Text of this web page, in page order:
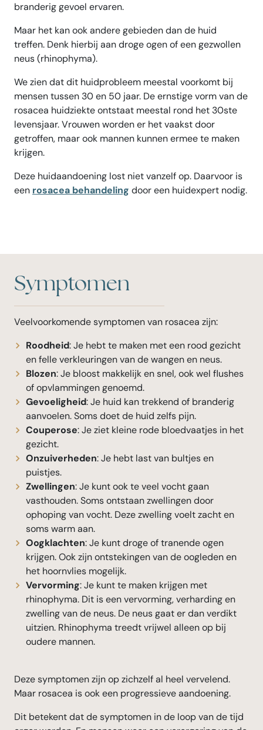
branderig gevoel ervaren.
Maar het kan ook andere gebieden dan de huid
treffen. Denk hierbij aan droge ogen of een gezwollen
neus (rhinophyma).
We zien dat dit huidprobleem meestal voorkomt bij
mensen tussen 30 en 50 jaar. De ernstige vorm van de
rosacea huidziekte ontstaat meestal rond het 30ste
levensjaar. Vrouwen worden er het vaakst door
getroffen, maar ook mannen kunnen ermee te maken
krijgen.
Deze huidaandoening lost niet vanzelf op. Daarvoor is
een rosacea behandeling door een huidexpert nodig.
Symptomen
Veelvoorkomende symptomen van rosacea zijn:
Roodheid: Je hebt te maken met een rood gezicht
en felle verkleuringen van de wangen en neus.
Blozen: Je bloost makkelijk en snel, ook wel flushes
of opvlammingen genoemd.
Gevoeligheid: Je huid kan trekkend of branderig
aanvoelen. Soms doet de huid zelfs pijn.
Couperose: Je ziet kleine rode bloedvaatjes in het
gezicht.
Onzuiverheden: Je hebt last van bultjes en
puistjes.
Zwellingen: Je kunt ook te veel vocht gaan
vasthouden. Soms ontstaan zwellingen door
ophoping van vocht. Deze zwelling voelt zacht en
soms warm aan.
Oogklachten: Je kunt droge of tranende ogen
krijgen. Ook zijn ontstekingen van de oogleden en
het hoornvlies mogelijk.
Vervorming: Je kunt te maken krijgen met
rhinophyma. Dit is een vervorming, verharding en
zwelling van de neus. De neus gaat er dan verdikt
uitzien. Rhinophyma treedt vrijwel alleen op bij
oudere mannen.
Deze symptomen zijn op zichzelf al heel vervelend.
Maar rosacea is ook een progressieve aandoening.
Dit betekent dat de symptomen in de loop van de tijd